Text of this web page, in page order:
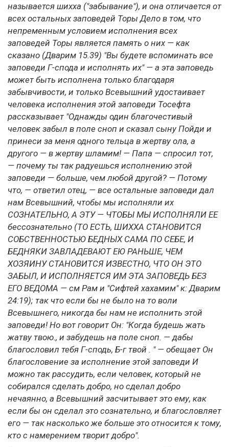
называется шихха ("забывание"), и она отличается от
всех остальных заповедей Торы Дело в том, что
непременным условием исполнения всех
заповедей Торы является память о них — как
сказано (Дварим 15.39) "Вы будете вспоминать все
заповеди Г-спода и исполнять их" — а эта заповедь
может быть исполнена только благодаря
забывчивости, и только Всевышний удостаивает
человека исполнения этой заповеди Тосефта
рассказывает "Однажды один благочестивый
человек забыл в поле сноп и сказал сыну Пойди и
принеси за меня одного тельца в жертву ола, а
другого — в жертву шламим! — Папа — спросил тот,
— почему ты так радуешься исполнению этой
заповеди — больше, чем любой другой? — Потому
что, — ответил отец, — все остальные заповеди дал
нам Всевышний, чтобы мы исполняли их
СОЗНАТЕЛЬНО, А ЭТУ — ЧТОБЫ МЫ ИСПОЛНЯЛИ ЕЕ
бессознательно (ТО ЕСТЬ, ШИХХА СТАНОВИТСЯ
СОБСТВЕННОСТЬЮ БЕДНЫХ САМА ПО СЕБЕ, И
БЕДНЯКИ ЗАВЛАДЕВАЮТ ЕЮ РАНЬШЕ, ЧЕМ
ХОЗЯИНУ СТАНОВИТСЯ ИЗВЕСТНО, ЧТО ОН ЭТО
ЗАБЫЛ, И ИСПОЛНЯЕТСЯ ИМ ЭТА ЗАПОВЕДЬ БЕЗ
ЕГО ВЕДОМА — см Рам и "Сифтей хахамим" к: Дварим
24:19); так что если бы не было на то воли
Всевышнего, никогда бы нам не исполнить этой
заповеди! Но вот говорит Он: "Когда будешь жать
жатву твою., и забудешь на поле сноп. — дабы
благословил тебя Г-сподь, Б-г твой . " — обещает Он
благословение за исполнение этой заповеди И
можно так рассудить, если человек, который не
собирался сделать добро, но сделал добро
нечаянно, а Всевышний засчитывает это ему, как
если бы он сделал это сознательно, и благословляет
его — так насколько же больше это относится к тому,
кто с намерением творит добро".